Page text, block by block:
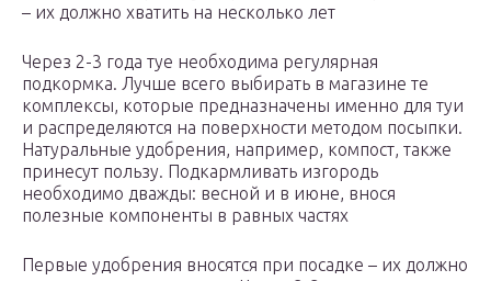
– их должно хватить на несколько лет
Через 2-3 года туе необходима регулярная
подкормка. Лучше всего выбирать в магазине те
комплексы, которые предназначены именно для туи
и распределяются на поверхности методом посыпки.
Натуральные удобрения, например, компост, также
принесут пользу. Подкармливать изгородь
необходимо дважды: весной и в июне, внося
полезные компоненты в равных частях
Первые удобрения вносятся при посадке – их должно